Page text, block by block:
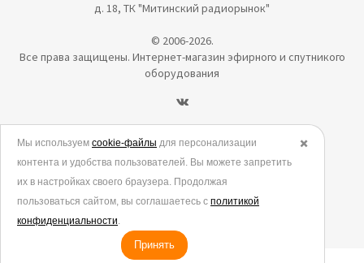
д. 18, ТК "Митинский радиорынок"
© 2006-2026.
Все права защищены. Интернет-магазин эфирного и спутникого
оборудования
Политика в отношении обработки персональных данных
Согласие на обработку персональных данных
Согласие на обработку данных метрическими программами
Политика использования cookies
✖️
Мы используем cookie-файлы для персонализации
контента и удобства пользователей. Вы можете запретить
их в настройках своего браузера. Продолжая
пользоваться сайтом, вы соглашаетесь с политикой
конфиденциальности.
Принять